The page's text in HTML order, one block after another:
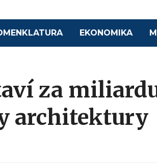
EKONOMIKA
za
architektury